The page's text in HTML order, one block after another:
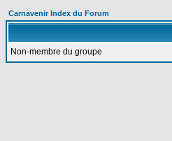
Carnavenir Index du Forum
Non-membre du groupe